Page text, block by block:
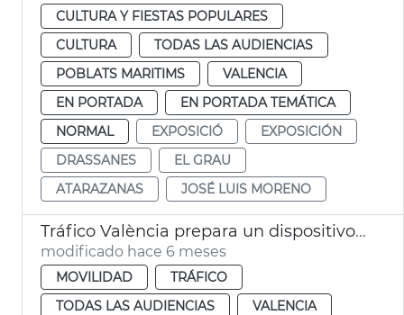
CULTURA Y FIESTAS POPULARES
CULTURA
TODAS LAS AUDIENCIAS
POBLATS MARITIMS
VALENCIA
EN PORTADA
EN PORTADA TEMÁTICA
NORMAL
EXPOSICIÓ
EXPOSICIÓN
DRASSANES
EL GRAU
ATARAZANAS
JOSÉ LUIS MORENO
Tráfico València prepara un dispositivo tráfico para la carrera Never Stop Running
modificado hace 6 meses
MOVILIDAD
TRÁFICO
TODAS LAS AUDIENCIAS
VALENCIA